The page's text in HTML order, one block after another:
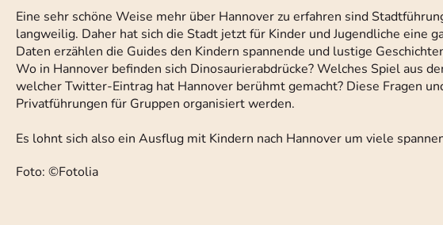
Eine sehr schöne Weise mehr über Hannover zu erfahren sind
langweilig. Daher hat sich die Stadt jetzt für Kinder und Jugendliche
Daten erzählen die Guides den Kindern spannende und lustige
Wo in Hannover befinden sich Dinosaurierabdrücke? Welches Spiel aus
welcher Twitter-Eintrag hat Hannover berühmt gemacht? Diese Fragen
Privatführungen für Gruppen organisiert werden.
Es lohnt sich also ein Ausflug mit Kindern nach Hannover um viele
Foto: ©Fotolia